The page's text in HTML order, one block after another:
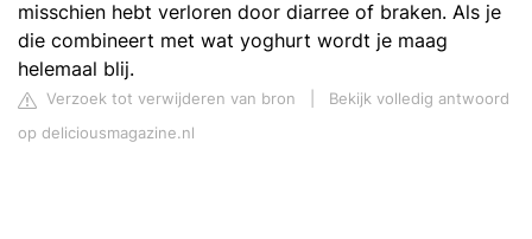
misschien hebt verloren door diarree of braken. Als je
die combineert met wat yoghurt wordt je maag
helemaal blij.
Verzoek tot verwijderen van bron
Bekijk volledig antwoord
op deliciousmagazine.nl